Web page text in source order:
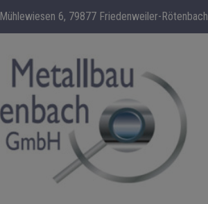
Mühlewiesen 6, 79877 Friedenweiler-Rötenbach